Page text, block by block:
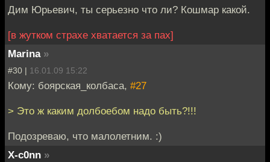
Дим Юрьевич, ты серьезно что ли? Кошмар какой.
[в жутком страхе хватается за пах]
Marina »
#30 | 16.01.09 15:22
Кому: боярская_колбаса, #27
> Это ж каким долбоебом надо быть?!!!
Подозреваю, что малолетним. :)
X-c0nn »